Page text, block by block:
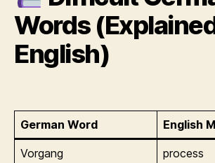
Words
English)
German Word English
Vorgang
process